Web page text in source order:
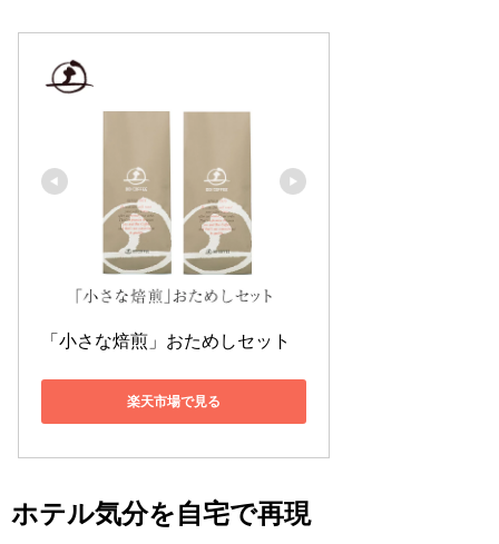
「小さな焙煎」おためしセット
楽天市場で見る
ホテル気分を自宅で再現